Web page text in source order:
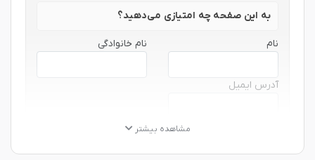
به این صفحه چه امتیازی می‌دهید؟
نام نام خانوادگی
آدرس ایمیل
★
مشاهده بیشتر